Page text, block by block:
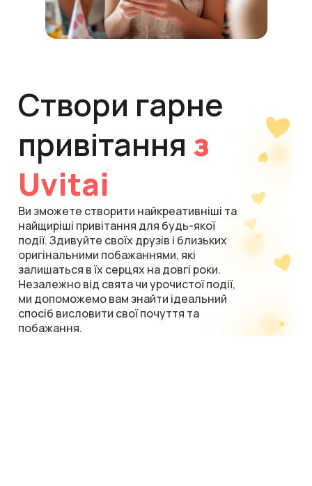
Створи гарне
привітання з
Uvitai
Ви зможете створити найкреативніші та
найщиріші привітання для будь-якої
події. Здивуйте своїх друзів і близьких
оригінальними побажаннями, які
залишаться в їх серцях на довгі роки.
Незалежно від свята чи урочистої події,
ми допоможемо вам знайти ідеальний
спосіб висловити свої почуття та
побажання.